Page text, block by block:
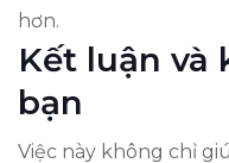
hơn.
Kết luận và
bạn
Việc này không chỉ